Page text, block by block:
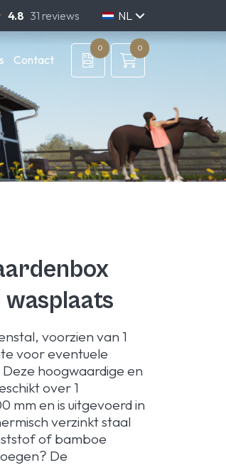
4.8 31 reviews
NL
DE
EN
Contact
0 0
voorzien van 1
voor eventuele
hoogwaardige en
over 1
mm en is uitgevoerd in
verzinkt staal
of bamboe
De